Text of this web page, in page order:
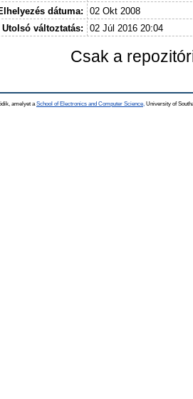
dátuma:
02 Okt 2008
Utolsó változtatás:
02 Júl 2016 20:04
Csak a
amelyet a School of Electronics and Computer Science, University of